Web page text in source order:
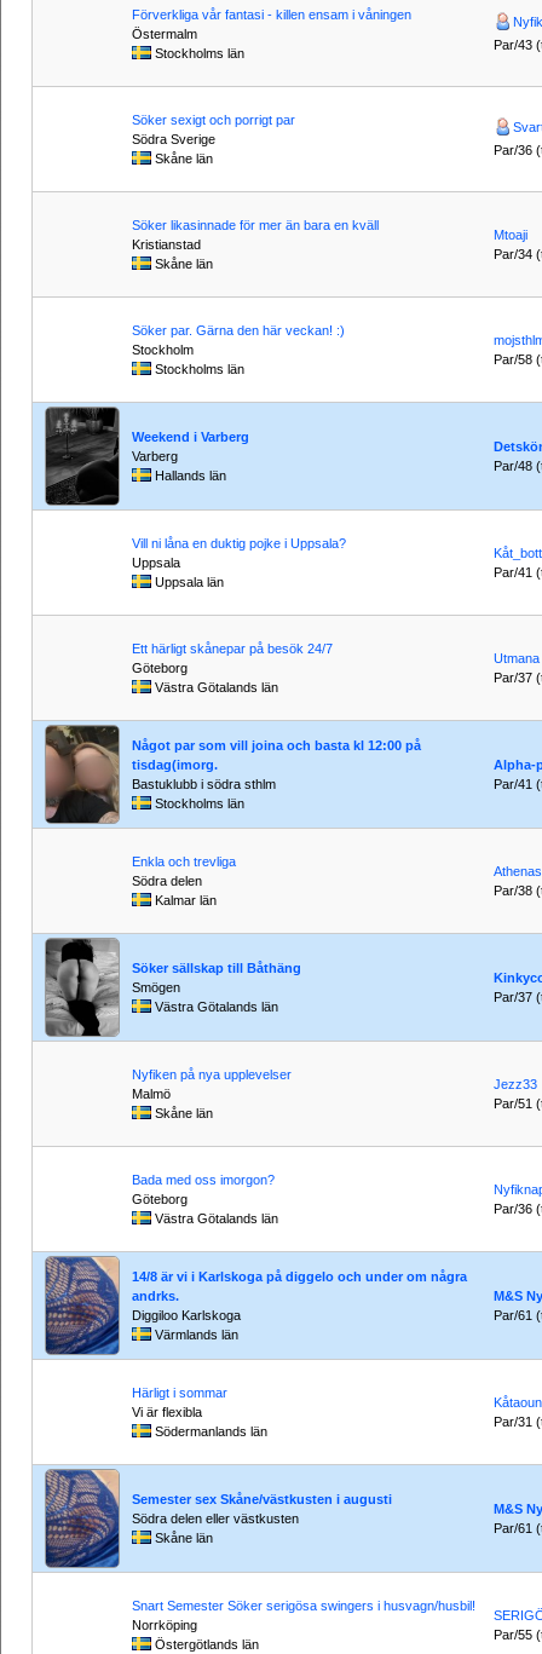
Förverkliga vår fantasi - killen ensam i våningen
Östermalm
Stockholms län
Par/43
Söker sexigt och porrigt par
Södra Sverige
Skåne län
Par/36
Söker likasinnade för mer än bara en kväll
Kristianstad
Skåne län
Mtoaji
Par/34
Söker par. Gärna den här veckan! :)
Stockholm
Stockholms län
Par/58
Weekend i Varberg
Varberg
Hallands län
Par/48
Vill ni låna en duktig pojke i Uppsala?
Uppsala
Uppsala län
Par/41
Ett härligt skånepar på besök 24/7
Göteborg
Västra Götalands län
Par/37
Något par som vill joina och basta kl 12:00 på
tisdag(imorg.
Bastuklubb i södra sthlm
Stockholms län
Alpha-
Par/41
Enkla och trevliga
Södra delen
Kalmar län
Par/38
Söker sällskap till Båthäng
Smögen
Västra Götalands län
Par/37
Nyfiken på nya upplevelser
Malmö
Skåne län
Jezz33
Par/51
Bada med oss imorgon?
Göteborg
Västra Götalands län
Par/36
14/8 är vi i Karlskoga på diggelo och under om några
andrks.
Diggiloo Karlskoga
Värmlands län
M&S
Par/61
Härligt i sommar
Vi är flexibla
Södermanlands län
Par/31
Semester sex Skåne/västkusten i augusti
Södra delen eller västkusten
Skåne län
M&S
Par/61
Snart Semester Söker serigösa swingers i husvagn/husbil!
Norrköping
Östergötlands län
Par/55